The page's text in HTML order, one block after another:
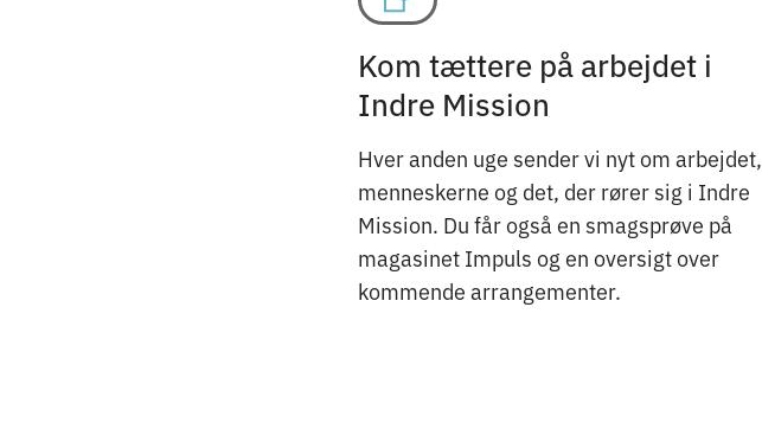
Kom tættere på arbejdet i
Indre Mission
Hver anden uge sender vi nyt om arbejdet,
menneskerne og det, der rører sig i Indre
Mission. Du får også en smagsprøve på
magasinet Impuls og en oversigt over
kommende arrangementer.